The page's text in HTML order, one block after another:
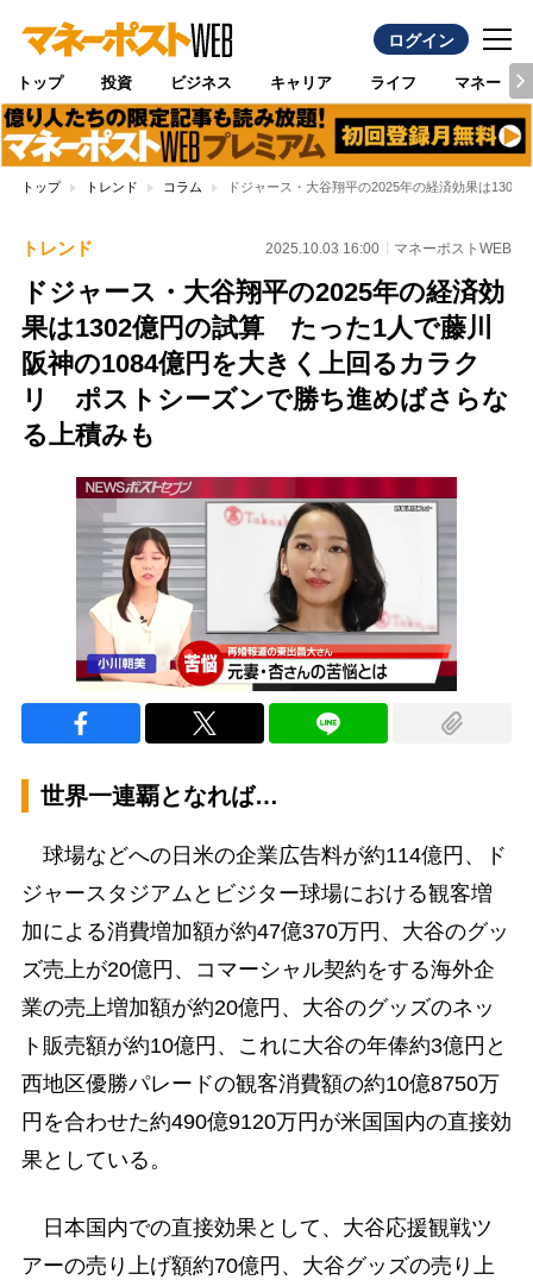
ログイン
トップ 投資 ビジネス キャリア ライフ マネー
トップ トレンド コラム ドジャース・大谷翔平の2025年の経済効果は
トレンド 2025.10.03 16:00 マネーポストWEB
ドジャース・大谷翔平の2025年の経済効
果は1302億円の試算 たった1人で藤川
阪神の1084億円を大きく上回るカラク
リ ポストシーズンで勝ち進めばさらな
る上積みも
世界一連覇となれば…
球場などへの日米の企業広告料が約114億円、ド
ジャースタジアムとビジター球場における観客増
加による消費増加額が約47億370万円、大谷のグッ
ズ売上が20億円、コマーシャル契約をする海外企
業の売上増加額が約20億円、大谷のグッズのネッ
ト販売額が約10億円、これに大谷の年俸約3億円と
西地区優勝パレードの観客消費額の約10億8750万
円を合わせた約490億9120万円が米国国内の直接効
果としている。
日本国内での直接効果として、大谷応援観戦ツ
アーの売り上げ額約70億円、大谷グッズの売り上